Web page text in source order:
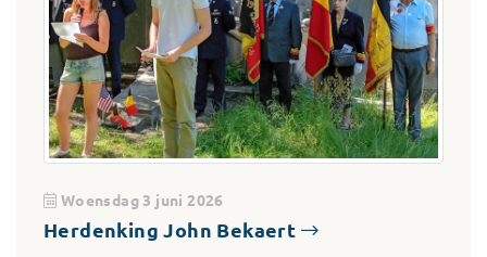
Woensdag 3 juni 2026
Herdenking John Bekaert